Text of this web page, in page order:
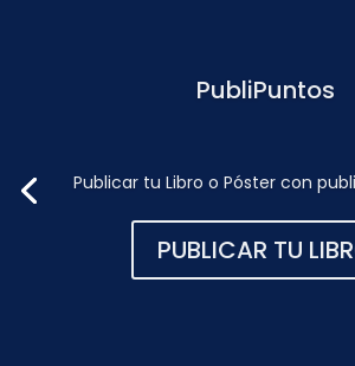
Publicar tu Libro o Póster con
PUBLICAR TU